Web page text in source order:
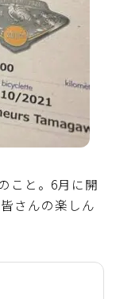
こと。6月に開
さんの楽しん